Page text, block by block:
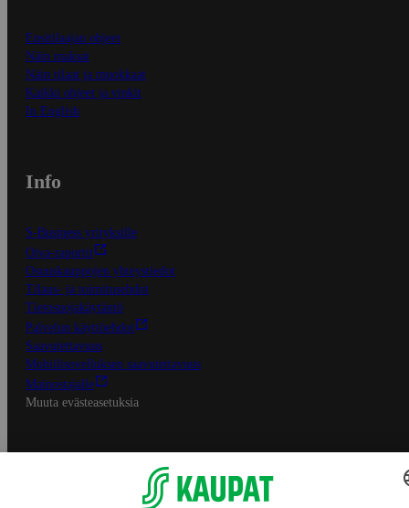
Ensitilaajan ohjeet
Näin maksat
Näin tilaat ja muokkaat
Kaikki ohjeet ja vinkit
In English
Info
S-Business yrityksille
Oiva-raportit
Osuuskauppojen yhteystiedot
Tilaus- ja toimitusehdot
Tietosuojakäytäntö
Palvelun käyttöehdot
Saavutettavuus
Mobiilisovelluksen saavutettavuus
Mainostajalle
Muuta evästeasetuksia
S-ryhmän palvelut